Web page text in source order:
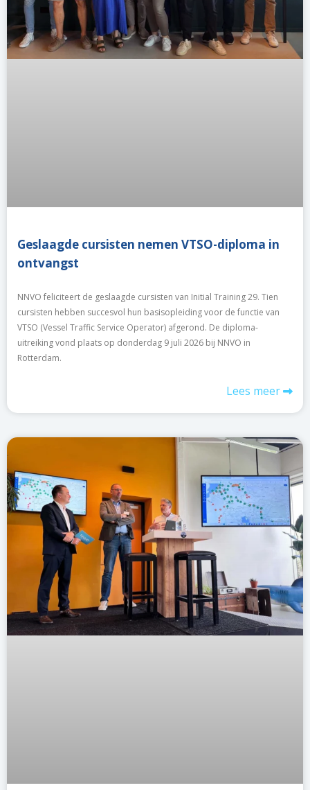
Geslaagde cursisten nemen VTSO-diploma in
ontvangst
NNVO feliciteert de geslaagde cursisten van Initial Training 29. Tien
cursisten hebben succesvol hun basisopleiding voor de functie van
VTSO (Vessel Traffic Service Operator) afgerond. De diploma-
uitreiking vond plaats op donderdag 9 juli 2026 bij NNVO in
Rotterdam.
Lees meer